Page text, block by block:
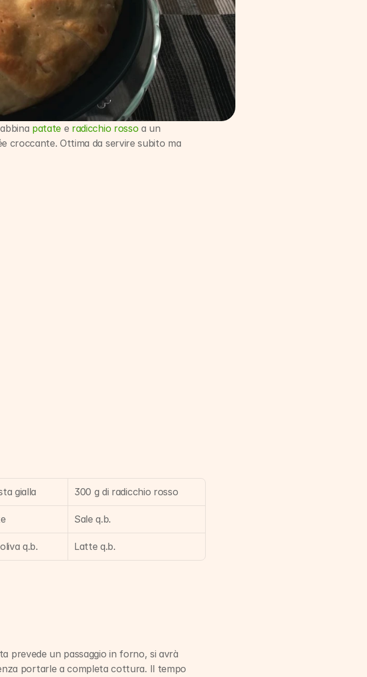
patate e radicchio rosso a un
croccante. Ottima da servire subito ma
gialla 300 g di radicchio rosso
Sale q.b.
q.b. Latte q.b.
prevede un passaggio in forno, si avrà
portarle a completa cottura. Il tempo